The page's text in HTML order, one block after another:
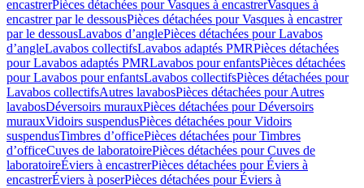
encastrerPièces détachées pour Vasques à encastrerVasques à
encastrer par le dessousPièces détachées pour Vasques à encastrer
par le dessousLavabos d’anglePièces détachées pour Lavabos
d’angleLavabos collectifsLavabos adaptés PMRPièces détachées
pour Lavabos adaptés PMRLavabos pour enfantsPièces détachées
pour Lavabos pour enfantsLavabos collectifsPièces détachées pour
Lavabos collectifsAutres lavabosPièces détachées pour Autres
lavabosDéversoirs murauxPièces détachées pour Déversoirs
murauxVidoirs suspendusPièces détachées pour Vidoirs
suspendusTimbres dʼofficePièces détachées pour Timbres
dʼofficeCuves de laboratoirePièces détachées pour Cuves de
laboratoireÉviers à encastrerPièces détachées pour Éviers à
encastrerÉviers à poserPièces détachées pour Éviers à